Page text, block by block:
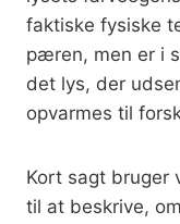
faktiske fysiske
pæren, men er i
det lys, der
opvarmes til
Kort sagt bruger
til at beskrive,